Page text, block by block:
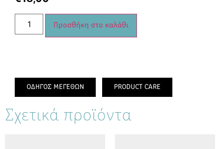
Προσθήκη στο καλάθι
ΟΔΗΓΟΣ ΜΕΓΕΘΩΝ PRODUCT CARE
Σχετικά προϊόντα